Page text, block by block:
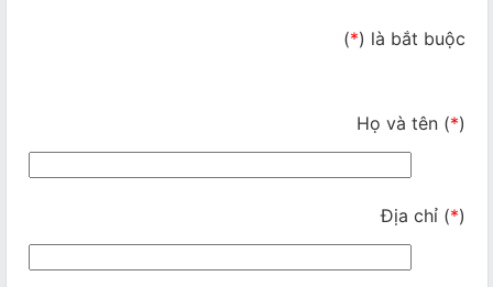
(*) là bắt buộc
Họ và tên(*)
Địa chỉ(*)